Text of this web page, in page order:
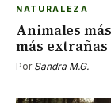
NATURALEZA
Animales
más
Por Sandra M.G.